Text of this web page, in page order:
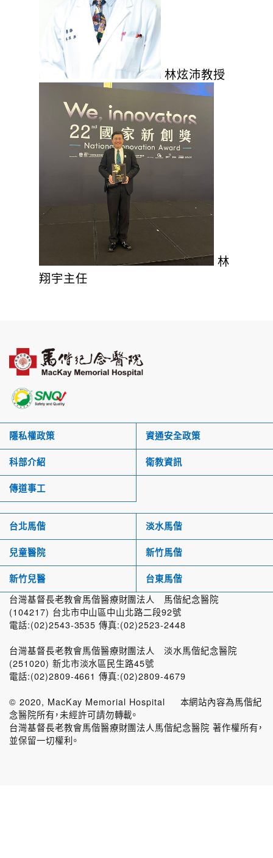
林炫沛教授
林
翔宇主任
隱私權政策 資通安全政策
科部介紹 衛教資訊
傳道事工
台北馬偕 淡水馬偕
兒童醫院 新竹馬偕
新竹兒醫 台東馬偕
台灣基督長老教會馬偕醫療財團法人 馬偕紀念醫院
(104217) 台北市中山區中山北路二段92號
電話:(02)2543-3535 傳真:(02)2523-2448
台灣基督長老教會馬偕醫療財團法人 淡水馬偕紀念醫院
(251020) 新北市淡水區民生路45號
電話:(02)2809-4661 傳真:(02)2809-4679
© 2020, MacKay Memorial Hospital 本網站內容為馬偕紀
念醫院所有，未經許可請勿轉載。
台灣基督長老教會馬偕醫療財團法人馬偕紀念醫院 著作權所有，
並保留一切權利。